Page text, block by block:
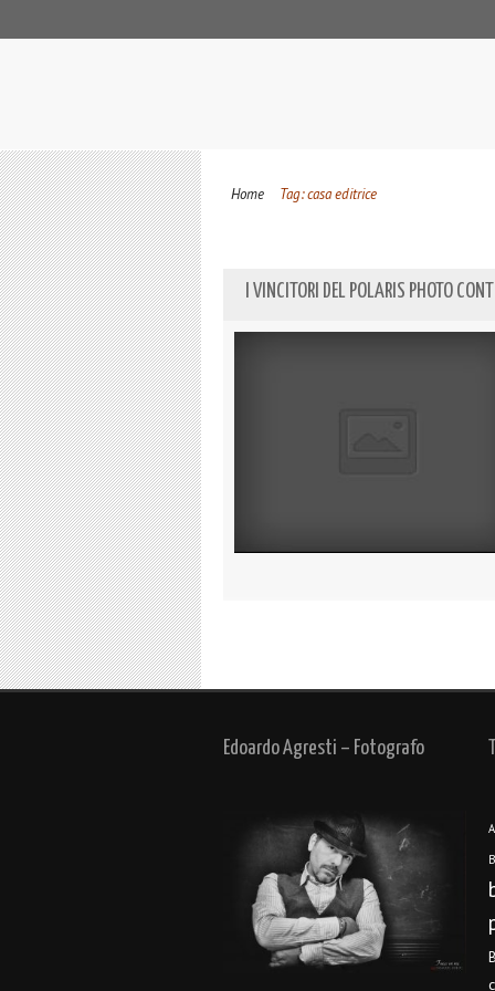
Home Tag: casa editrice
I VINCITORI DEL POLARIS PHOTO
Edoardo Agresti – Fotografo